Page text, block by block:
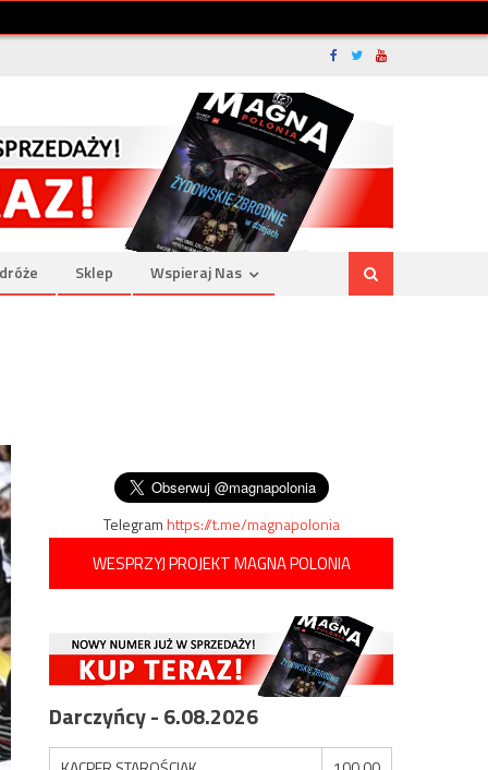
Sklep Wspieraj Nas
Telegramhttps://t.me/magnapolonia
WESPRZYJ PROJEKT MAGNA POLONIA
Darczyńcy - 6.08.2026